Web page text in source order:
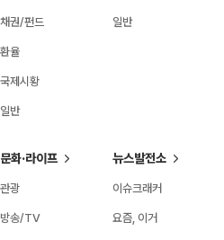
채권/펀드
환율
국제시황
일반
일반
문화·라이프
관광
방송/TV
뉴스발전소
이슈크래커
요즘, 이거